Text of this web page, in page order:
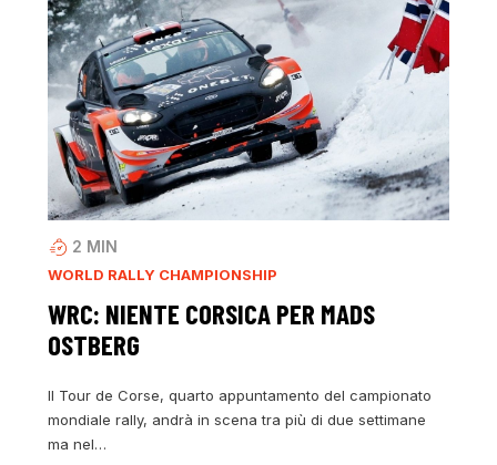
2 MIN
WORLD RALLY CHAMPIONSHIP
WRC: NIENTE CORSICA PER MADS
OSTBERG
Il Tour de Corse, quarto appuntamento del campionato
mondiale rally, andrà in scena tra più di due settimane
ma nel…